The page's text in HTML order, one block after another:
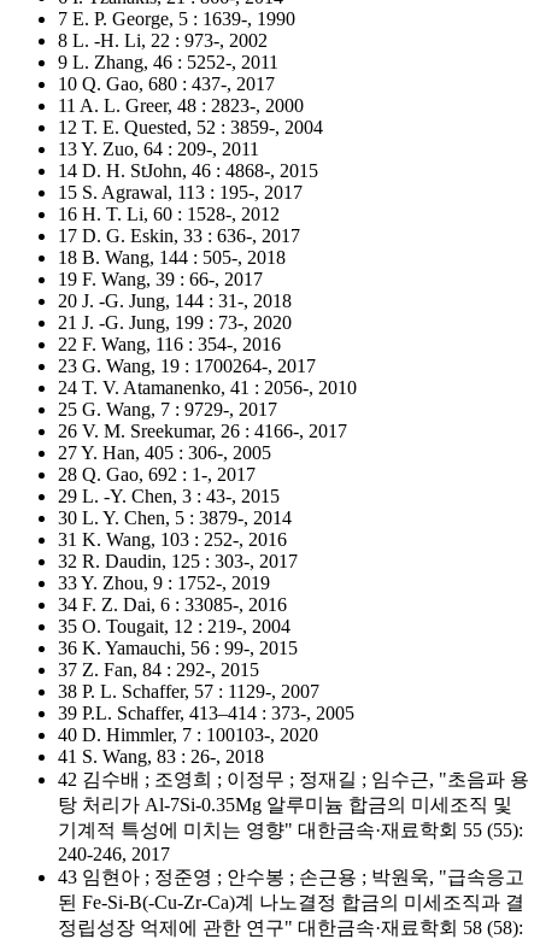
7 E. P. George, 5 : 1639-, 1990
8 L. -H. Li, 22 : 973-, 2002
9 L. Zhang, 46 : 5252-, 2011
10 Q. Gao, 680 : 437-, 2017
11 A. L. Greer, 48 : 2823-, 2000
12 T. E. Quested, 52 : 3859-, 2004
13 Y. Zuo, 64 : 209-, 2011
14 D. H. StJohn, 46 : 4868-, 2015
15 S. Agrawal, 113 : 195-, 2017
16 H. T. Li, 60 : 1528-, 2012
17 D. G. Eskin, 33 : 636-, 2017
18 B. Wang, 144 : 505-, 2018
19 F. Wang, 39 : 66-, 2017
20 J. -G. Jung, 144 : 31-, 2018
21 J. -G. Jung, 199 : 73-, 2020
22 F. Wang, 116 : 354-, 2016
23 G. Wang, 19 : 1700264-, 2017
24 T. V. Atamanenko, 41 : 2056-, 2010
25 G. Wang, 7 : 9729-, 2017
26 V. M. Sreekumar, 26 : 4166-, 2017
27 Y. Han, 405 : 306-, 2005
28 Q. Gao, 692 : 1-, 2017
29 L. -Y. Chen, 3 : 43-, 2015
30 L. Y. Chen, 5 : 3879-, 2014
31 K. Wang, 103 : 252-, 2016
32 R. Daudin, 125 : 303-, 2017
33 Y. Zhou, 9 : 1752-, 2019
34 F. Z. Dai, 6 : 33085-, 2016
35 O. Tougait, 12 : 219-, 2004
36 K. Yamauchi, 56 : 99-, 2015
37 Z. Fan, 84 : 292-, 2015
38 P. L. Schaffer, 57 : 1129-, 2007
39 P.L. Schaffer, 413–414 : 373-, 2005
40 D. Himmler, 7 : 100103-, 2020
41 S. Wang, 83 : 26-, 2018
42 김수배 ; 조영희 ; 이정무 ; 정재길 ; 임수근, "초음파 용
탕 처리가 Al-7Si-0.35Mg 알루미늄 합금의 미세조직 및
기계적 특성에 미치는 영향" 대한금속·재료학회 55 (55):
240-246, 2017
43 임현아 ; 정준영 ; 안수봉 ; 손근용 ; 박원욱, "급속응고
된 Fe-Si-B(-Cu-Zr-Ca)계 나노결정 합금의 미세조직과 결
정립성장 억제에 관한 연구" 대한금속·재료학회 58 (58):